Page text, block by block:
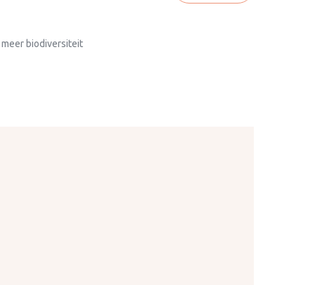
biodiversiteit